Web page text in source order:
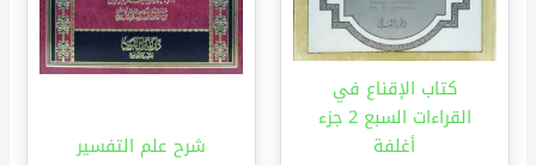
كتاب الإقناع في
القراءات السبع 2 جزء
أغلفة
شرح علم التفسير